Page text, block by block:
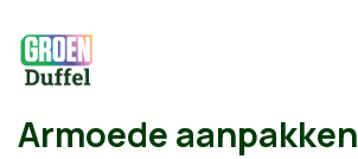
Armoede aanpakken